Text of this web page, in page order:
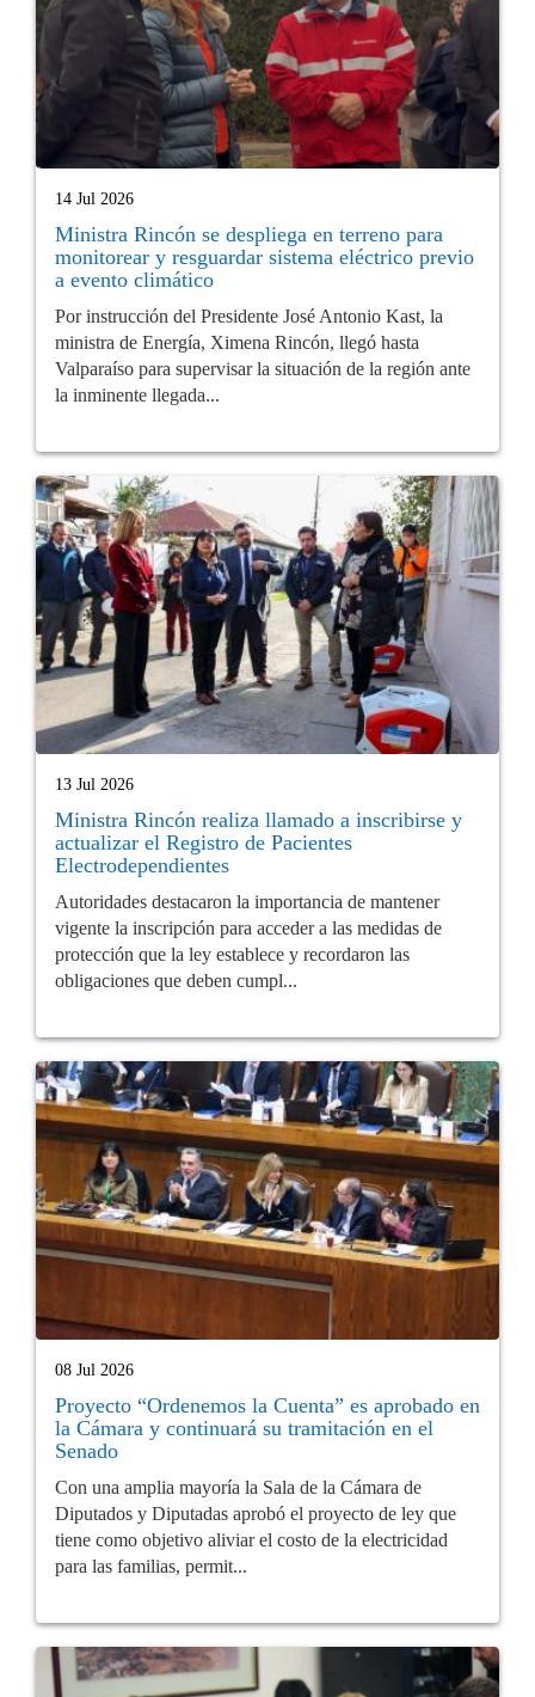
14 Jul 2026
Ministra Rincón se despliega en terreno para
monitorear y resguardar sistema eléctrico previo
a evento climático
Por instrucción del Presidente José Antonio Kast, la
ministra de Energía, Ximena Rincón, llegó hasta
Valparaíso para supervisar la situación de la región ante
la inminente llegada...
13 Jul 2026
Ministra Rincón realiza llamado a inscribirse y
actualizar el Registro de Pacientes
Electrodependientes
Autoridades destacaron la importancia de mantener
vigente la inscripción para acceder a las medidas de
protección que la ley establece y recordaron las
obligaciones que deben cumpl...
08 Jul 2026
Proyecto “Ordenemos la Cuenta” es aprobado en
la Cámara y continuará su tramitación en el
Senado
Con una amplia mayoría la Sala de la Cámara de
Diputados y Diputadas aprobó el proyecto de ley que
tiene como objetivo aliviar el costo de la electricidad
para las familias, permit...